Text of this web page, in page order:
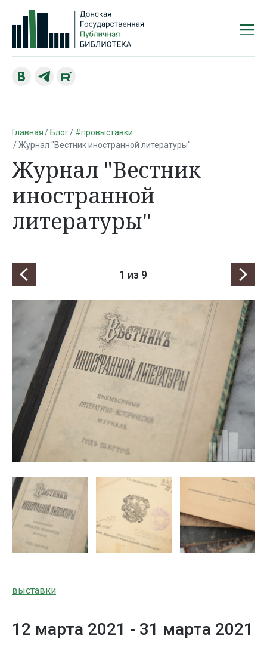
Главная Блог
#провыставки
Журнал "Вестник иностранной литературы"
Журнал "Вестник
иностранной
литературы"
1 из 9
выставки
12 марта 2021 - 31 марта 2021